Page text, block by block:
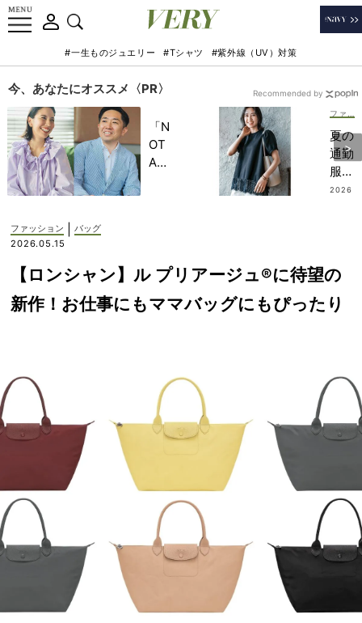
#一生ものジュエリー #Tシャツ #紫外線（UV）対策
今、あなたにオススメ〈PR〉
「N
OT
A
記憶
に一
生残
家族
旅】
を
夏の
通勤
服に
【黒
能！
忙し
い朝
見え
う
2026
Recommended by
ファッション
バッグ
2026.05.15
【ロンシャン】ル プリアージュ®に待望の
新作！お仕事にもママバッグにもぴったり